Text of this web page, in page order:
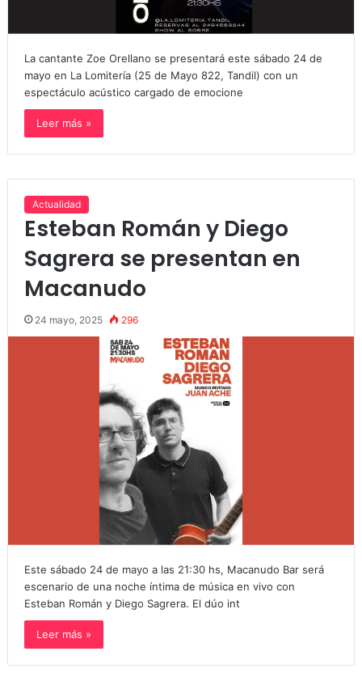
La cantante Zoe Orellano se presentará este sábado 24 de
mayo en La Lomitería (25 de Mayo 822, Tandil) con un
espectáculo acústico cargado de emocione
Leer más »
Actualidad
Esteban Román y Diego
Sagrera se presentan en
Macanudo
24 mayo, 2025 296
Este sábado 24 de mayo a las 21:30 hs, Macanudo Bar será
escenario de una noche íntima de música en vivo con
Esteban Román y Diego Sagrera. El dúo int
Leer más »